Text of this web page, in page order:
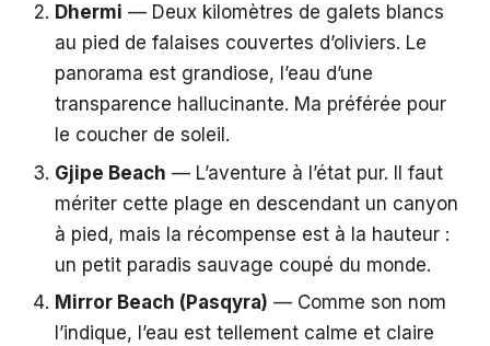
Dhermi — Deux kilomètres de galets blancs
au pied de falaises couvertes d’oliviers. Le
panorama est grandiose, l’eau d’une
transparence hallucinante. Ma préférée pour
le coucher de soleil.
Gjipe Beach — L’aventure à l’état pur. Il faut
mériter cette plage en descendant un canyon
à pied, mais la récompense est à la hauteur :
un petit paradis sauvage coupé du monde.
Mirror Beach (Pasqyra) — Comme son nom
l’indique, l’eau est tellement calme et claire